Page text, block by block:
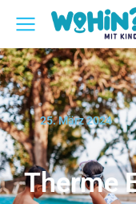
25. März 2024
Therme